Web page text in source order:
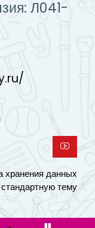
Л041-
хранения данных
тему